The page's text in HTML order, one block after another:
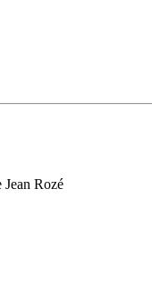
Jean Rozé